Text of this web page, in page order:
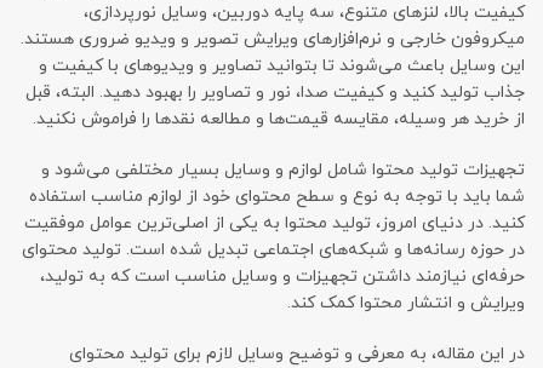
کیفیت بالا، لنزهای متنوع، سه پایه دوربین، وسایل نورپردازی،
میکروفون خارجی و نرم‌افزارهای ویرایش تصویر و ویدیو ضروری هستند.
این وسایل باعث می‌شوند تا بتوانید تصاویر و ویدیوهای با کیفیت و
جذاب تولید کنید و کیفیت صدا، نور و تصاویر را بهبود دهید. البته، قبل
از خرید هر وسیله، مقایسه قیمت‌ها و مطالعه نقدها را فراموش نکنید.
تجهیزات تولید محتوا شامل لوازم و وسایل بسیار مختلفی می‌شود و
شما باید با توجه به نوع و سطح محتوای خود از لوازم مناسب استفاده
کنید. در دنیای امروز، تولید محتوا به یکی از اصلی‌ترین عوامل موفقیت
در حوزه رسانه‌ها و شبکه‌های اجتماعی تبدیل شده است. تولید محتوای
حرفه‌ای نیازمند داشتن تجهیزات و وسایل مناسب است که به تولید،
ویرایش و انتشار محتوا کمک کند.
در این مقاله، به معرفی و توضیح وسایل لازم برای تولید محتوای